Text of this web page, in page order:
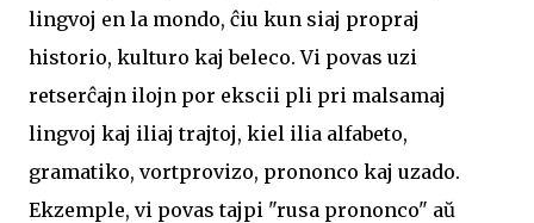
lingvoj en la mondo, ĉiu kun siaj propraj
historio, kulturo kaj beleco. Vi povas uzi
retserĉajn ilojn por ekscii pli pri malsamaj
lingvoj kaj iliaj trajtoj, kiel ilia alfabeto,
gramatiko, vortprovizo, prononco kaj uzado.
Ekzemple, vi povas tajpi "rusa prononco" aŭ